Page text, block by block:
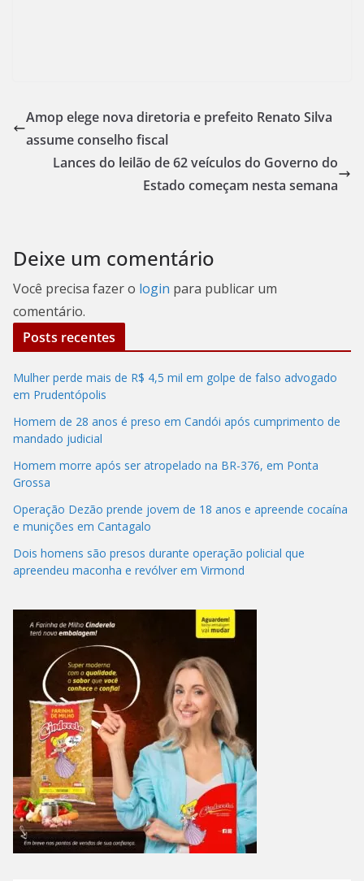
Amop elege nova diretoria e prefeito Renato Silva
assume conselho fiscal
Lances do leilão de 62 veículos do Governo do
Estado começam nesta semana
Deixe um comentário
Você precisa fazer o login para publicar um
comentário.
Posts recentes
Mulher perde mais de R$ 4,5 mil em golpe de falso advogado
em Prudentópolis
Homem de 28 anos é preso em Candói após cumprimento de
mandado judicial
Homem morre após ser atropelado na BR-376, em Ponta
Grossa
Operação Dezão prende jovem de 18 anos e apreende cocaína
e munições em Cantagalo
Dois homens são presos durante operação policial que
apreendeu maconha e revólver em Virmond